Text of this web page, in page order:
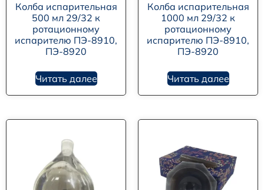
Колба испарительная
500 мл 29/32 к
ротационному
испарителю ПЭ-8910,
ПЭ-8920
Читать далее
Колба испарительная
1000 мл 29/32 к
ротационному
испарителю ПЭ-8910,
ПЭ-8920
Читать далее